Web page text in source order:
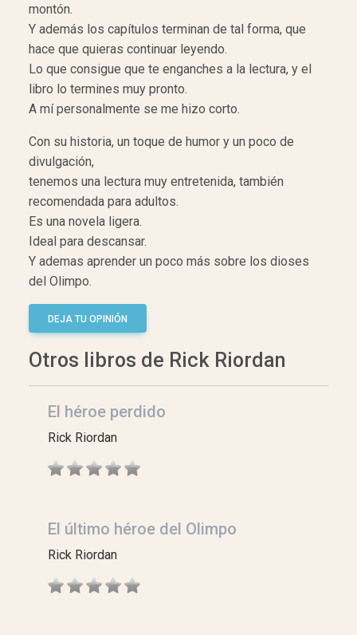
montón.
Y además los capítulos terminan de tal forma, que
hace que quieras continuar leyendo.
Lo que consigue que te enganches a la lectura, y el
libro lo termines muy pronto.
A mí personalmente se me hizo corto.
Con su historia, un toque de humor y un poco de
divulgación,
tenemos una lectura muy entretenida, también
recomendada para adultos.
Es una novela ligera.
Ideal para descansar.
Y ademas aprender un poco más sobre los dioses
del Olimpo.
DEJA TU OPINIÓN
Otros libros de Rick Riordan
El héroe perdido
Rick Riordan
El último héroe del Olimpo
Rick Riordan